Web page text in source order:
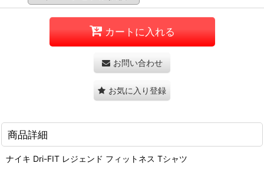
カートに入れる
お問い合わせ
お気に入り登録
商品詳細
ナイキ Dri-FIT レジェンド フィットネス Tシャツ